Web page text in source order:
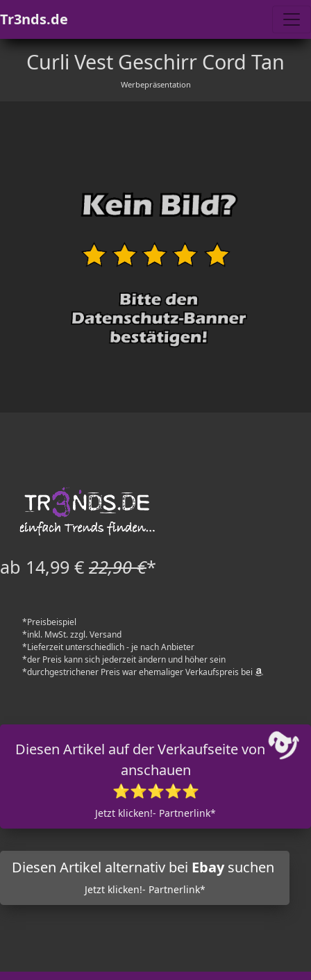
Tr3nds.de
Curli Vest Geschirr Cord Tan
Werbepräsentation
ab 14,99 € 22,90 €*
*Preisbeispiel
*inkl. MwSt. zzgl. Versand
*Lieferzeit unterschiedlich - je nach Anbieter
*der Preis kann sich jederzeit ändern und höher sein
*durchgestrichener Preis war ehemaliger Verkaufspreis bei
Diesen Artikel auf der Verkaufseite von
anschauen
⭐⭐⭐⭐⭐
Jetzt klicken!- Partnerlink*
Diesen Artikel alternativ bei Ebaysuchen
Jetzt klicken!- Partnerlink*